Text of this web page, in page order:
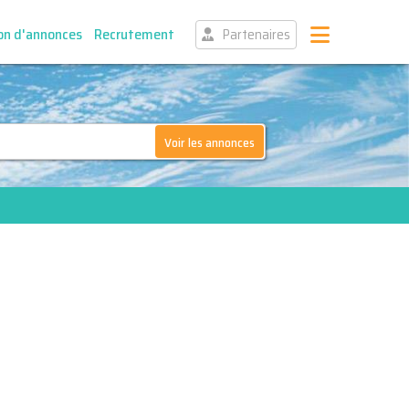
d'annonces Recrutement Partenaires
Voir les annonces